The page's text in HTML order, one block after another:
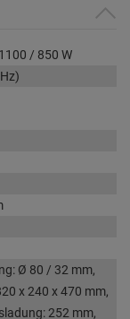
/ 850 W
Ø 80 / 32 mm,
x 240 x 470 mm,
252 mm,